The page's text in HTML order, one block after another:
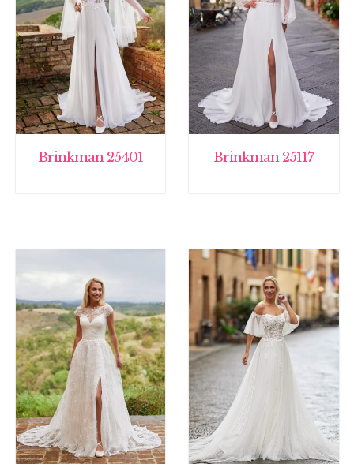
Brinkman 25401 Brinkman 25117